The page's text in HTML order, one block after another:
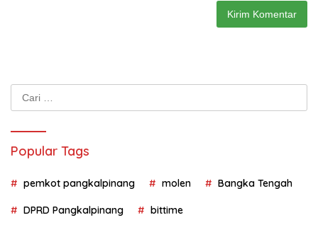
Cari
untuk:
Popular Tags
pemkot pangkalpinang molen Bangka Tengah
DPRD Pangkalpinang bittime